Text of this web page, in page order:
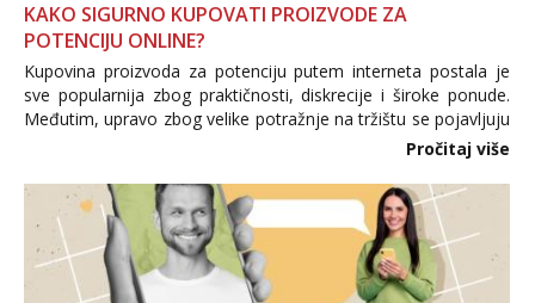
KAKO SIGURNO KUPOVATI PROIZVODE ZA
POTENCIJU ONLINE?
Kupovina proizvoda za potenciju putem interneta postala je
sve popularnija zbog praktičnosti, diskrecije i široke ponude.
Međutim, upravo zbog velike potražnje na tržištu se pojavljuju
i brojni krivotvoreni proizvodi, nepouzdane internetske
Pročitaj više